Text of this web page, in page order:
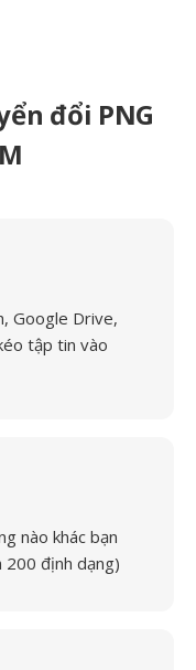
đổi PNG
Google Drive,
tập tin vào
nào khác bạn
200 định dạng)